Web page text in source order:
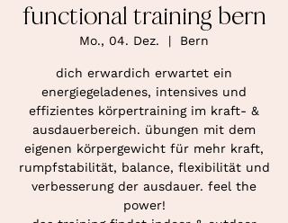
functional training bern
Mo., 04. Dez.
  |
Bern
dich erwardich erwartet ein
energiegeladenes, intensives und
effizientes körpertraining im kraft- &
ausdauerbereich. übungen mit dem
eigenen körpergewicht für mehr kraft,
rumpfstabilität, balance, flexibilität und
verbesserung der ausdauer. feel the
power!